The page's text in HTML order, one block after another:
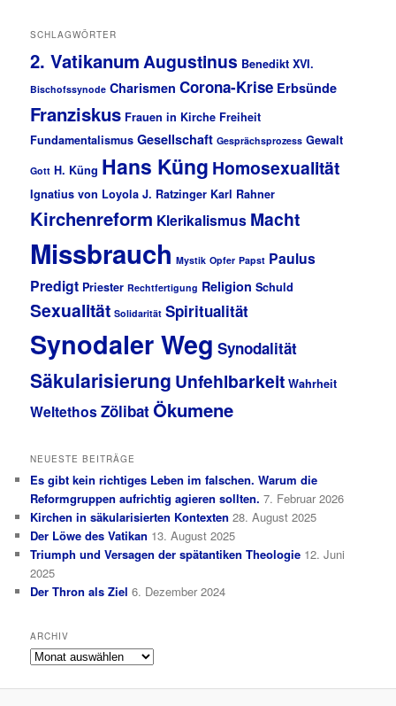
SCHLAGWÖRTER
2. VatikanumAugustinus Benedikt XVI.
Bischofssynode Charismen Corona-Krise Erbsünde
Franziskus Frauen in Kirche Freiheit
Fundamentalismus Gesellschaft Gesprächsprozess Gewalt
Gott H. Küng Hans Küng Homosexualität
Ignatius von Loyola J. Ratzinger Karl Rahner
Kirchenreform Klerikalismus Macht
Missbrauch Mystik Opfer Papst Paulus
Predigt Priester Rechtfertigung Religion Schuld
Sexualität Solidarität Spiritualität
Synodaler Weg Synodalität
Säkularisierung Unfehlbarkeit Wahrheit
WeltethosZölibatÖkumene
NEUESTE BEITRÄGE
Es gibt kein richtiges Leben im falschen. Warum die
Reformgruppen aufrichtig agieren sollten. 7. Februar 2026
Kirchen in säkularisierten Kontexten 28. August 2025
Der Löwe des Vatikan 13. August 2025
Triumph und Versagen der spätantiken Theologie 12. Juni
2025
Der Thron als Ziel 6. Dezember 2024
ARCHIV
Archiv